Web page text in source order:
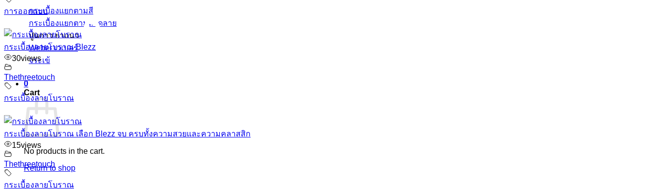
กระเบื้องแยกตามสี
กระเบื้องแยกตามลวดลาย
ปูนกาว ยาแนว
Weber เวเบอร์
จระเข้
0
Cart
No products in the cart.
Return to shop
การออกแบบ
กระเบื้องลายโบราณ Blezz
30views
Thethreetouch
กระเบื้องลายโบราณ
กระเบื้องลายโบราณ เลือก Blezz จบ ครบทั้งความสวยและความคลาสสิก
15views
Thethreetouch
กระเบื้องลายโบราณ